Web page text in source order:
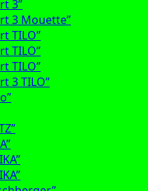
3”
3 Mouette”
TILO”
TILO”
TILO”
3 TILO”